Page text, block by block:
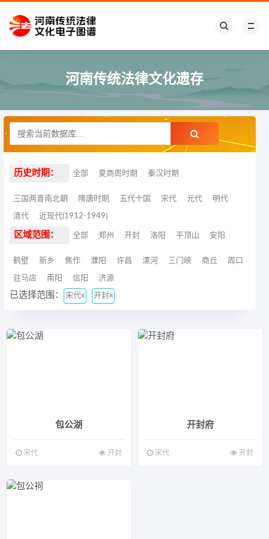
河南传统法律文化遗存
历史时期： 全部 夏商周时期 秦汉时期
三国两晋南北朝 隋唐时期 五代十国 宋代 元代 明代
清代 近现代(1912-1949)
区域范围： 全部 郑州 开封 洛阳 平顶山 安阳
鹤壁 新乡 焦作 濮阳 许昌 漯河 三门峡 商丘 周口
驻马店 南阳 信阳 济源
已选择范围： 宋代x 开封x
包公湖
宋代 开封
开封府
宋代 开封